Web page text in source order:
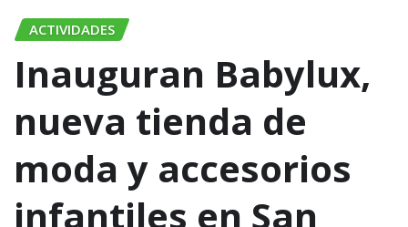
ACTIVIDADES
Inauguran Babylux,
nueva tienda de
moda y accesorios
infantiles en San